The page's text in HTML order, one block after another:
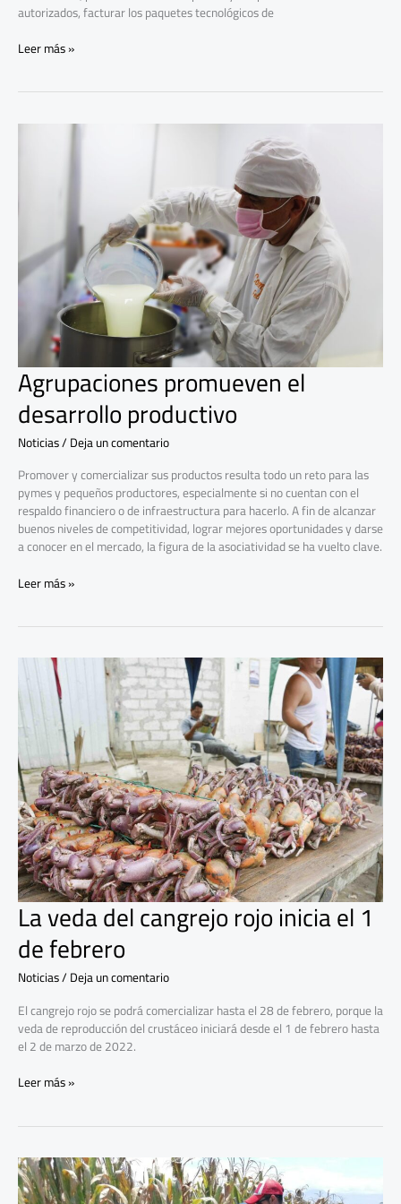
autorizados, facturar los paquetes tecnológicos de
Leer más »
Agrupaciones promueven el
desarrollo productivo
Noticias/Deja un comentario
Promover y comercializar sus productos resulta todo un reto para las
pymes y pequeños productores, especialmente si no cuentan con el
respaldo financiero o de infraestructura para hacerlo. A fin de alcanzar
buenos niveles de competitividad, lograr mejores oportunidades y darse
a conocer en el mercado, la figura de la asociatividad se ha vuelto clave.
Agrupaciones
Leer más »
La veda del cangrejo rojo inicia el 1
de febrero
Noticias/Deja un comentario
El cangrejo rojo se podrá comercializar hasta el 28 de febrero, porque la
veda de reproducción del crustáceo iniciará desde el 1 de febrero hasta
el 2 de marzo de 2022.
del
cangrejo
rojo
inicia
el
1
de
febrero
Leer más »
Organismo
francés